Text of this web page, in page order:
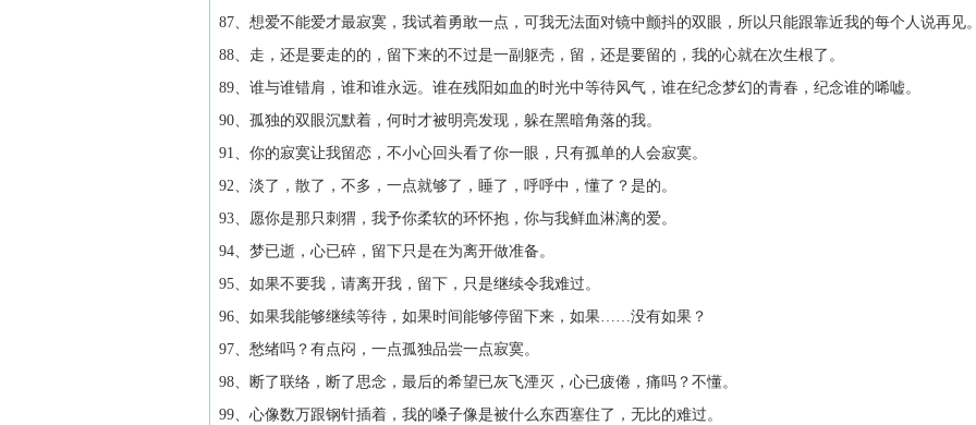
87、想爱不能爱才最寂寞，我试着勇敢一点，可我无法面对镜中颤抖的双眼，所以只能跟靠近我的每个人说再见。
88、走，还是要走的的，留下来的不过是一副躯壳，留，还是要留的，我的心就在次生根了。
89、谁与谁错肩，谁和谁永远。谁在残阳如血的时光中等待风气，谁在纪念梦幻的青春，纪念谁的唏嘘。
90、孤独的双眼沉默着，何时才被明亮发现，躲在黑暗角落的我。
91、你的寂寞让我留恋，不小心回头看了你一眼，只有孤单的人会寂寞。
92、淡了，散了，不多，一点就够了，睡了，呼呼中，懂了？是的。
93、愿你是那只刺猬，我予你柔软的环怀抱，你与我鲜血淋漓的爱。
94、梦已逝，心已碎，留下只是在为离开做准备。
95、如果不要我，请离开我，留下，只是继续令我难过。
96、如果我能够继续等待，如果时间能够停留下来，如果……没有如果？
97、愁绪吗？有点闷，一点孤独品尝一点寂寞。
98、断了联络，断了思念，最后的希望已灰飞湮灭，心已疲倦，痛吗？不懂。
99、心像数万跟钢针插着，我的嗓子像是被什么东西塞住了，无比的难过。